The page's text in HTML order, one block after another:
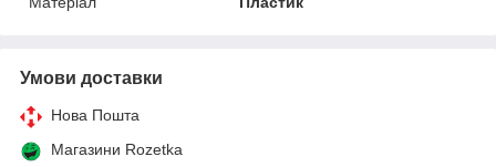
Умови доставки
Нова Пошта
Магазини Rozetka